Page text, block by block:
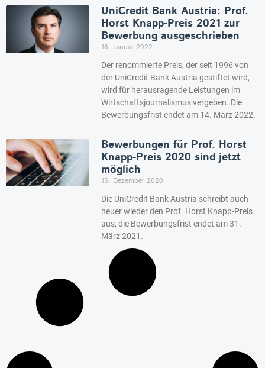
UniCredit Bank Austria: Prof.
Horst Knapp-Preis 2021 zur
Bewerbung ausgeschrieben
18. Januar 2022
Der renommierte Preis, der seit 1996 von
der UniCredit Bank Austria gestiftet wird,
wird für herausragende Leistungen im
Wirtschaftsjournalismus vergeben. Die
Bewerbungsfrist endet am 14. März 2022.
Bewerbungen für Prof. Horst
Knapp-Preis 2020 sind jetzt
möglich
15. Dezember 2020
Die UniCredit Bank Austria schreibt auch
heuer wieder den Prof. Horst Knapp-Preis
aus, die Bewerbungsfrist endet am 31.
März 2021.